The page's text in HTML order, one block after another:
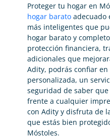
Proteger tu hogar en
hogar barato adecuado
más inteligentes que
hogar barato y
protección financiera,
adicionales que
Adity, podrás confiar
personalizada, un
seguridad de saber
frente a cualquier
con Adity y disfruta de
que estás bien
Móstoles.